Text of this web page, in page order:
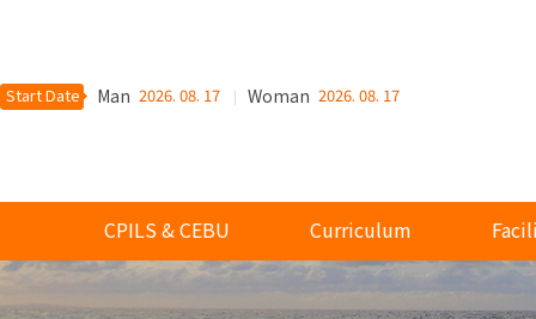
Start Date Man 2026. 08. 17 Woman 2026. 08. 17
CPILS & CEBU Curriculum